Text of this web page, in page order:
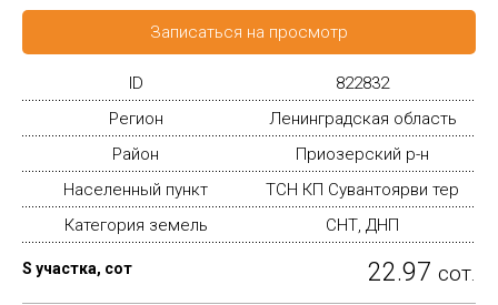
Записаться на просмотр
ID
822832
Регион
Ленинградская область
Район
Приозерский р-н
Населенный пункт
ТСН КП Сувантоярви тер
Категория земель
СНТ, ДНП
S участка, сот 22.97 сот.